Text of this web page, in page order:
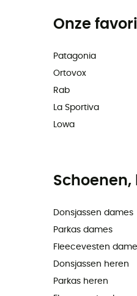
Onze
Patagonia
Ortovox
Rab
La Sportiva
Lowa
Donsjassen dames
Parkas dames
Fleecevesten
Donsjassen heren
Parkas heren